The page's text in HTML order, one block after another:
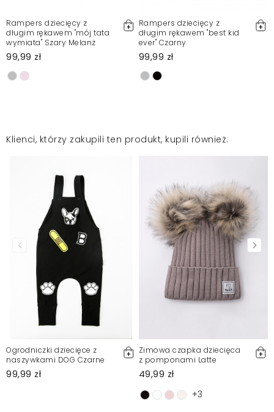
Rampers dziecięcy z
długim rękawem "mój tata
wymiata" Szary Melanż
99,99 zł
Rampers dziecięcy z
długim rękawem "best kid
ever" Czarny
99,99 zł
Klienci, którzy zakupili ten produkt, kupili również:
Ogrodniczki dziecięce z
naszywkami DOG Czarne
99,99 zł
Zimowa czapka dziecięca
z pomponami Latte
49,99 zł
+3